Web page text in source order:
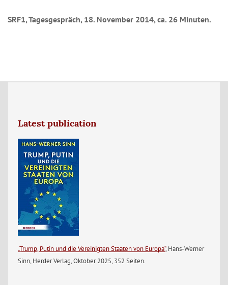
SRF1, Tagesgespräch, 18. November 2014, ca. 26 Minuten.
Latest publication
„Trump, Putin und die Vereinigten Staaten von Europa“, Hans-Werner
Sinn, Herder Verlag, Oktober 2025, 352 Seiten.